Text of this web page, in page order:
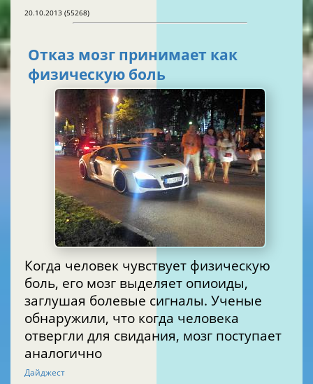
20.10.2013 (55268)
Отказ мозг принимает как
физическую боль
Когда человек чувствует физическую
боль, его мозг выделяет опиоиды,
заглушая болевые сигналы. Ученые
обнаружили, что когда человека
отвергли для свидания, мозг поступает
аналогично
Дайджест